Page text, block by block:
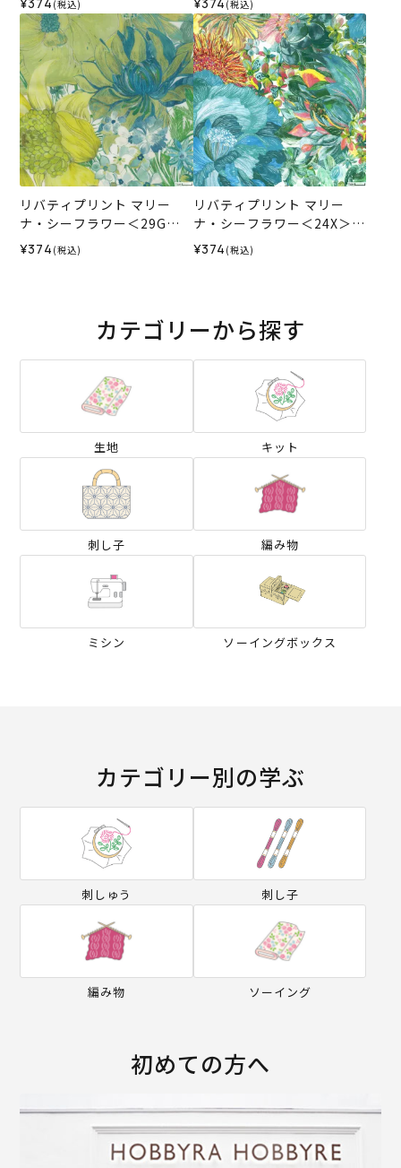
リジナル）2026SS
(税込)
リジナル）2026SS
(税込)
リバティプリント マリー
ナ・シーフラワー＜29G＞
生地 （ホビーラホビーレオ
リジナル）2026SS
¥374 (税込)
リバティプリント マリー
ナ・シーフラワー＜24X＞生
地 （ホビーラホビーレオリ
ジナル）2025SS
¥374 (税込)
カテゴリーから探す
生地 キット
刺し子 編み物
ミシン ソーイングボックス
カテゴリー別の学ぶ
刺しゅう 刺し子
編み物 ソーイング
初めての方へ